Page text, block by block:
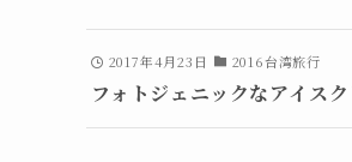
2017年4月23日 2016台湾旅行
フォトジェニックなアイス